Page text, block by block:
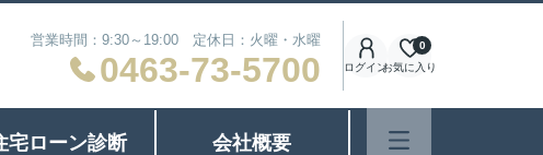
営業時間：9:30～19:00 定休日：火曜・水曜
0463-73-5700 ログインお気に入り
0
宅ローン診断 会社概要